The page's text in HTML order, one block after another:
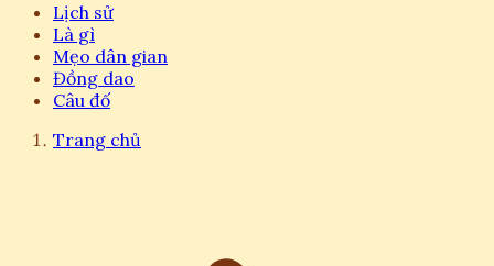
Lịch sử
Là gì
Mẹo dân gian
Đồng dao
Câu đố
Trang chủ